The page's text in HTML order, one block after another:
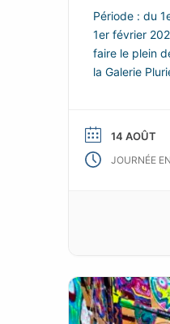
Période : du
1er février
faire le plein
la Galerie
enjouées et
lesquelles les
de ses
animés d’un
14 AOÛT
JOURNÉE